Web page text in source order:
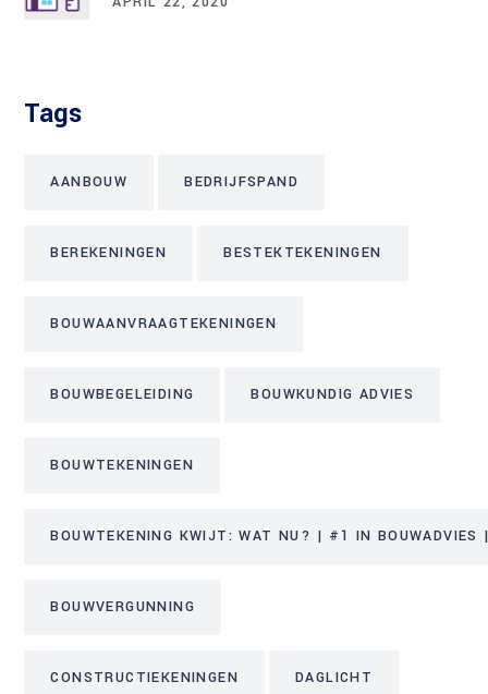
Tags
AANBOUW BEDRIJFSPAND
BEREKENINGEN BESTEKTEKENINGEN
BOUWAANVRAAGTEKENINGEN
BOUWBEGELEIDING BOUWKUNDIG ADVIES
BOUWTEKENINGEN
BOUWTEKENING KWIJT: WAT NU? | #1 IN BOUWADVIES
BOUWVERGUNNING
CONSTRUCTIEKENINGEN DAGLICHT